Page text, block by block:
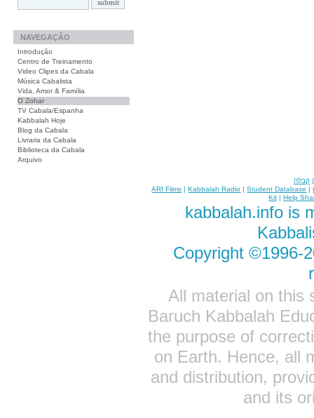
NAVEGAÇÃO
Introdução
Centro de Treinamento
Video Clipes da Cabala
Música Cabalista
Vida, Amor & Família
O Zohar
TV Cabala/Espanha
Kabbalah Hoje
Blog da Cabala
Livraria da Cabala
Biblioteca da Cabala
Arquivo
קבלה
ARI Films |Kabbalah Radio |Student Database |
Kit| Help
kabbalah.info is
Copyright ©1996-
All material on this
Baruch Kabbalah
the purpose of
on Earth. Hence, all
and distribution,
and its